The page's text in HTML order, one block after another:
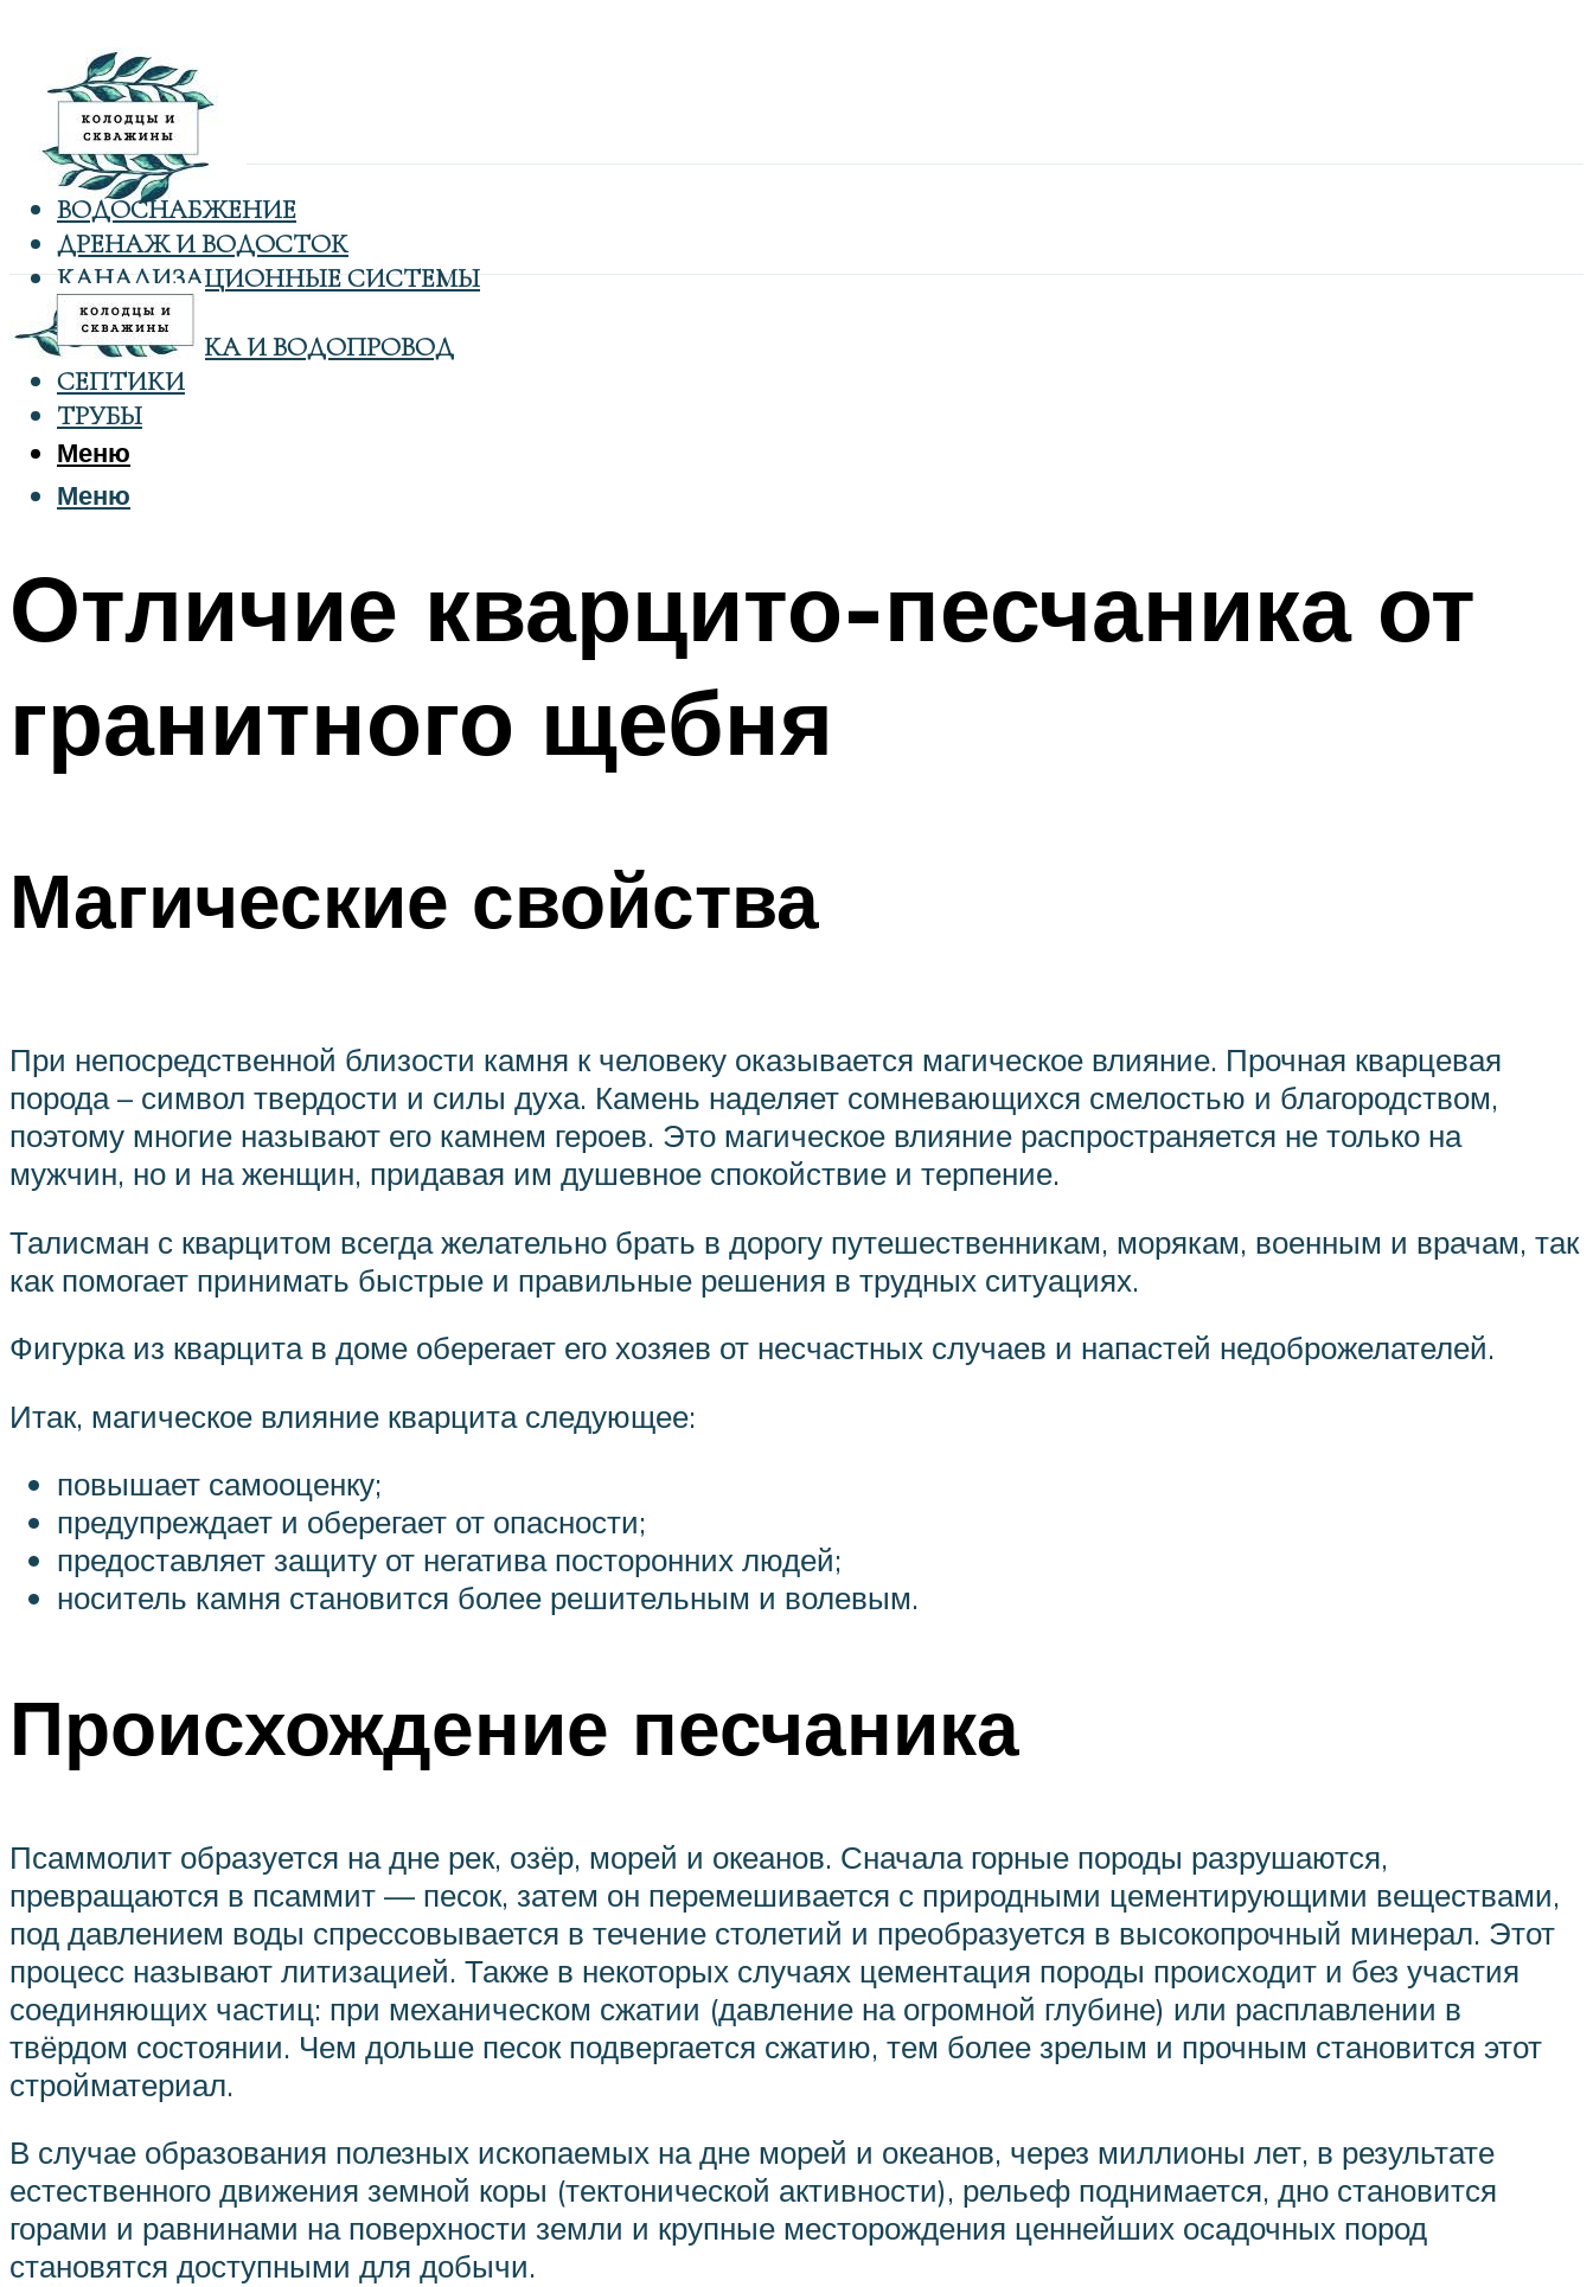
ВОДОСНАБЖЕНИЕ
ДРЕНАЖ И ВОДОСТОК
КАНАЛИЗАЦИОННЫЕ СИСТЕМЫ
КОЛОДЦЫ
САНТЕХНИКА И ВОДОПРОВОД
СЕПТИКИ
ТРУБЫ
Меню
Меню
Отличие кварцито-песчаника от
гранитного щебня
Магические свойства
При непосредственной близости камня к человеку оказывается магическое влияние. Прочная кварцевая
порода – символ твердости и силы духа. Камень наделяет сомневающихся смелостью и благородством,
поэтому многие называют его камнем героев. Это магическое влияние распространяется не только на
мужчин, но и на женщин, придавая им душевное спокойствие и терпение.
Талисман с кварцитом всегда желательно брать в дорогу путешественникам, морякам, военным и врачам, так
как помогает принимать быстрые и правильные решения в трудных ситуациях.
Фигурка из кварцита в доме оберегает его хозяев от несчастных случаев и напастей недоброжелателей.
Итак, магическое влияние кварцита следующее:
повышает самооценку;
предупреждает и оберегает от опасности;
предоставляет защиту от негатива посторонних людей;
носитель камня становится более решительным и волевым.
Происхождение песчаника
Псаммолит образуется на дне рек, озёр, морей и океанов. Сначала горные породы разрушаются,
превращаются в псаммит — песок, затем он перемешивается с природными цементирующими веществами,
под давлением воды спрессовывается в течение столетий и преобразуется в высокопрочный минерал. Этот
процесс называют литизацией. Также в некоторых случаях цементация породы происходит и без участия
соединяющих частиц: при механическом сжатии (давление на огромной глубине) или расплавлении в
твёрдом состоянии. Чем дольше песок подвергается сжатию, тем более зрелым и прочным становится этот
стройматериал.
В случае образования полезных ископаемых на дне морей и океанов, через миллионы лет, в результате
естественного движения земной коры (тектонической активности), рельеф поднимается, дно становится
горами и равнинами на поверхности земли и крупные месторождения ценнейших осадочных пород
становятся доступными для добычи.